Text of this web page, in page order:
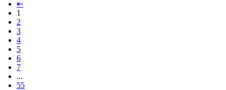
⇤
1
2
3
4
5
6
7
...
55